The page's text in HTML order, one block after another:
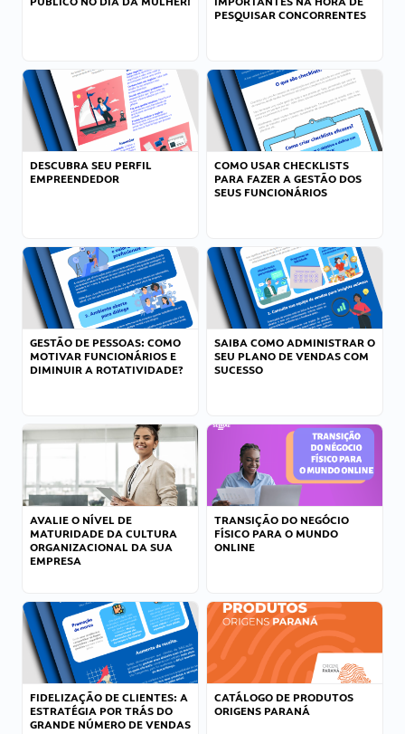
PESQUISAR CONCORRENTES
DESCUBRA SEU PERFIL
EMPREENDEDOR
COMO USAR CHECKLISTS
PARA FAZER A GESTÃO DOS
SEUS FUNCIONÁRIOS
GESTÃO DE PESSOAS: COMO
MOTIVAR FUNCIONÁRIOS E
DIMINUIR A ROTATIVIDADE?
SAIBA COMO ADMINISTRAR O
SEU PLANO DE VENDAS COM
SUCESSO
AVALIE O NÍVEL DE
MATURIDADE DA CULTURA
ORGANIZACIONAL DA SUA
EMPRESA
TRANSIÇÃO DO NEGÓCIO
FÍSICO PARA O MUNDO
ONLINE
FIDELIZAÇÃO DE CLIENTES: A
ESTRATÉGIA POR TRÁS DO
GRANDE NÚMERO DE VENDAS
CATÁLOGO DE PRODUTOS
ORIGENS PARANÁ